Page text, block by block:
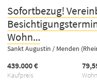
Sofortbezug!
Wohn...
Sankt Augustin / Menden
Kaufpreis
439.000 €